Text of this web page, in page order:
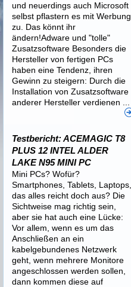
und neuerdings auch Microsoft
selbst pflastern es mit Werbung
zu. Das könnt ihr
ändern!Adware und "tolle"
Zusatzsoftware Besonders die
Hersteller von fertigen PCs
haben eine Tendenz, ihren
Gewinn zu steigern: Durch die
Installation von Zusatzsoftware
anderer Hersteller verdienen ...
Testbericht: ACEMAGIC T8
PLUS 12 INTEL ALDER
LAKE N95 MINI PC
Mini PCs? Wofür?
Smartphones, Tablets, Laptops,
das alles reicht doch aus? Die
Sichtweise mag richtig sein,
aber sie hat auch eine Lücke:
Vor allem, wenn es um das
Anschließen an ein
kabelgebundenes Netzwerk
geht, wenn mehrere Monitore
angeschlossen werden sollen,
dann kommen diese auf